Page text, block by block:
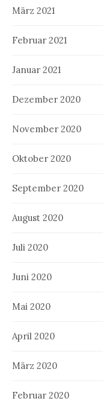
März 2021
Februar 2021
Januar 2021
Dezember 2020
November 2020
Oktober 2020
September 2020
August 2020
Juli 2020
Juni 2020
Mai 2020
April 2020
März 2020
Februar 2020